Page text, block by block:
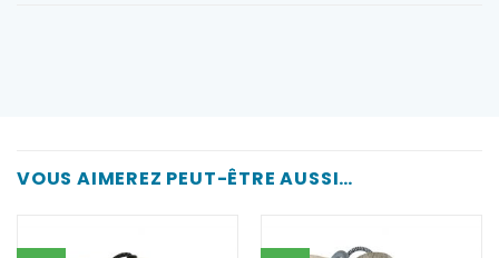
VOUS AIMEREZ PEUT-ÊTRE AUSSI…